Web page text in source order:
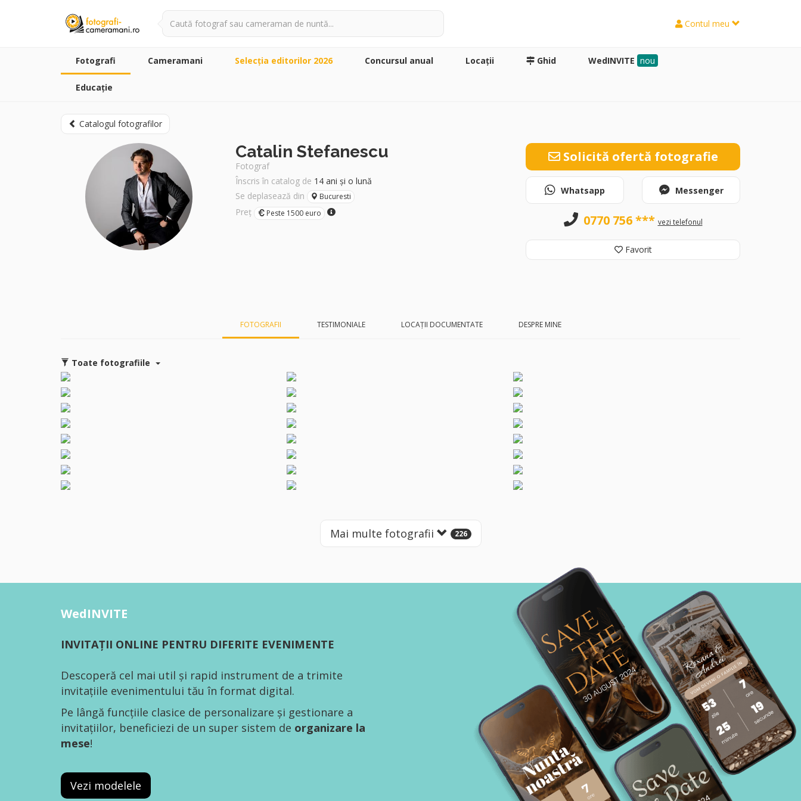
Contul meu
Fotografi Cameramani Selecţia editorilor 2026 Concursul anual Locaţii Ghid WedINVITE nou
Educație
Catalogul fotografilor
Catalin Stefanescu
Fotograf
Înscris în catalog de 14 ani și o lună
Se deplasează din
Bucuresti
Preț Peste 1500 euro
Solicită ofertă fotografie
Whatsapp Messenger
0770 756 *** vezi telefonul
Favorit
FOTOGRAFII TESTIMONIALE LOCAȚII DOCUMENTATE DESPRE MINE
Toate fotografiile
Mai multe fotografii 226
WedINVITE
INVITAȚII ONLINE PENTRU DIFERITE EVENIMENTE
Descoperă cel mai util și rapid instrument de a trimite
invitațiile evenimentului tău în format digital.
Pe lângă funcțiile clasice de personalizare și gestionare a
invitațiilor, beneficiezi de un super sistem de organizare la
mese!
Vezi modelele